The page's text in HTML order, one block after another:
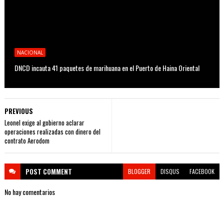
NACIONAL
DNCD incauta 41 paquetes de marihuana en el Puerto de Haina Oriental
PREVIOUS
Leonel exige al gobierno aclarar
operaciones realizadas con dinero del
contrato Aerodom
POST COMMENT BLOGGER DISQUS FACEBOOK
No hay comentarios